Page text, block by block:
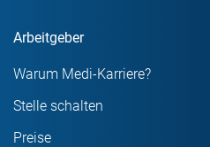
Arbeitgeber
Warum Medi-Karriere?
Stelle schalten
Preise